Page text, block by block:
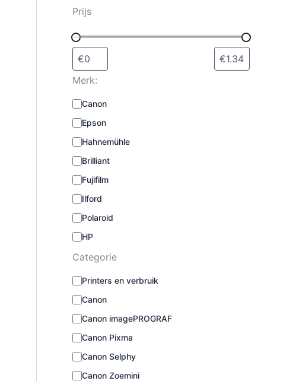
s
l
e
t
e
e
n
Prijs
Merk:
M
r
k
:
Canon
Epson
Hahnemühle
Brilliant
Fujifilm
Ilford
Polaroid
HP
Categorie
C
t
e
g
o
i
e
Printers en verbruik
Canon
Canon imagePROGRAF
Canon Pixma
Canon Selphy
Canon Zoemini